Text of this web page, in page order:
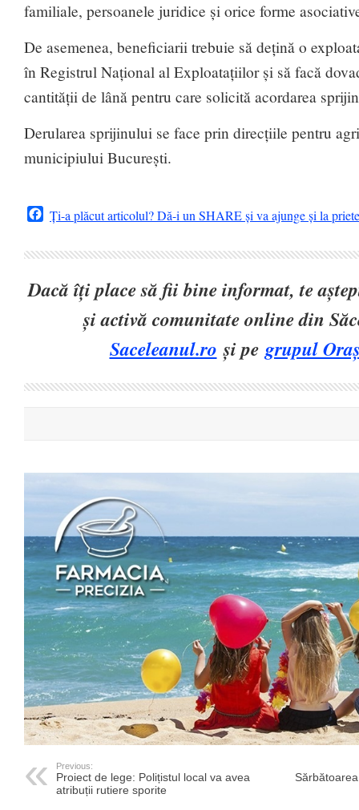
familiale, persoanele juridice și orice forme
De asemenea, beneficiarii trebuie să dețină o
în Registrul Național al Exploatațiilor și să facă
cantității de lână pentru care solicită acordarea
Derularea sprijinului se face prin direcțiile pentru
municipiului București.
Facebook
Ți-a plăcut articolul? Dă-i un SHARE și va ajunge și la
Dacă îți place să fii bine informat, te
și activă comunitate online din
Saceleanul.ro și pegrupul
Previous:
Proiect de lege: Polițistul local va avea
atribuții rutiere sporite